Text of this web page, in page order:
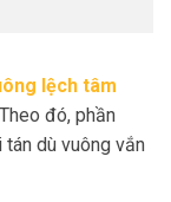
lệch tâm
đó, phần
dù vuông vắn